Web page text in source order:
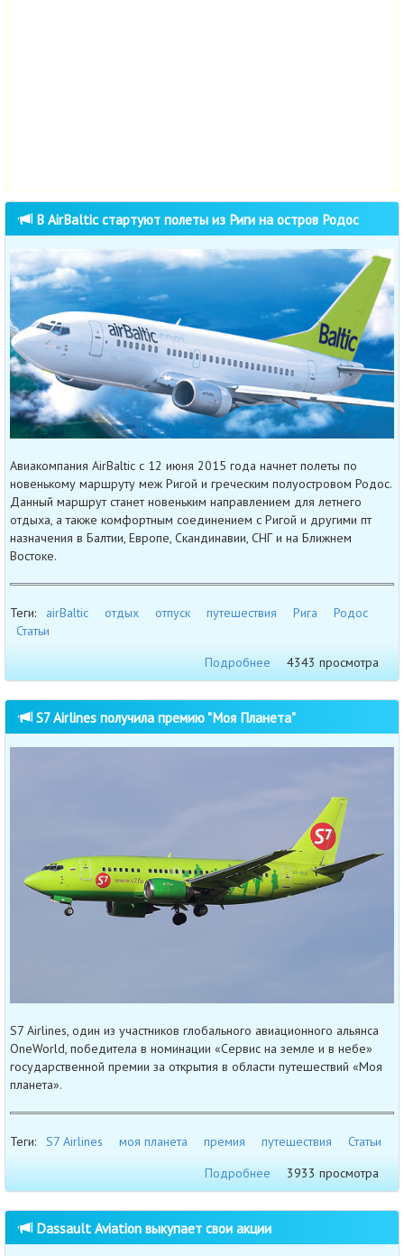
В AirBaltic стартуют полеты из Риги на остров Родос
Авиакомпания AirBaltic с 12 июня 2015 года начнет полеты по
новенькому маршруту меж Ригой и греческим полуостровом Родос.
Данный маршрут станет новеньким направлением для летнего
отдыха, а также комфортным соединением с Ригой и другими пт
назначения в Балтии, Европе, Скандинавии, СНГ и на Ближнем
Востоке.
Теги: airBaltic отдых отпуск путешествия Рига
Родос
Статьи
Подробнее
4343 просмотра
S7 Airlines получила премию "Моя Планета"
S7 Airlines, один из участников глобального авиационного альянса
OneWorld, победитела в номинации «Сервис на земле и в небе»
государственной премии за открытия в области путешествий «Моя
планета».
Теги: S7 Airlines моя планета премия путешествия
Статьи
Подробнее
3933 просмотра
Dassault Aviation выкупает свои акции